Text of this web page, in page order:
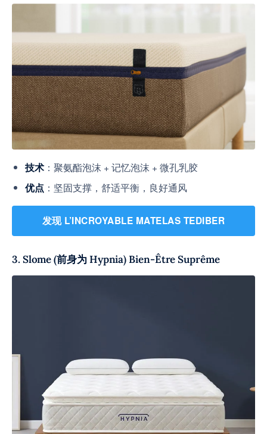
技术 ：聚氨酯泡沫 + 记忆泡沫 + 微孔乳胶
优点 ：坚固支撑，舒适平衡，良好通风
发现 L’INCROYABLE MATELAS TEDIBER
3. Slome (前身为 Hypnia) Bien-Être Suprême